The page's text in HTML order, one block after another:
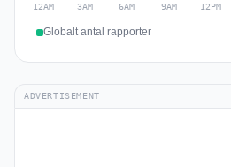
Globalt antal rapporter
ADVERTISEMENT